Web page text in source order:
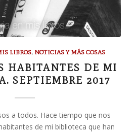
LIBROS, NOTICIAS Y MÁS COSAS
HABITANTES DE MI
SEPTIEMBRE 2017
a todos. Hace tiempo que nos
de mi biblioteca que han